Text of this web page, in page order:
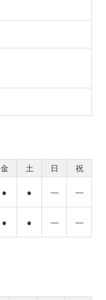
金 土 日
祝
● ● ― ―
● ● ― ―